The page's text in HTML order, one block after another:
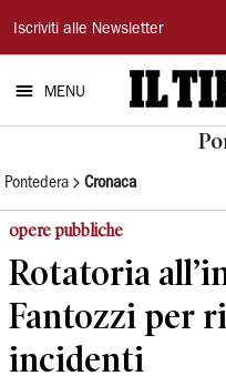
Il
Tirreno
Iscriviti alle Newsletter
MENU
Pontedera Cronaca
opere pubbliche
Rotatoria
Fantozzi per
incidenti